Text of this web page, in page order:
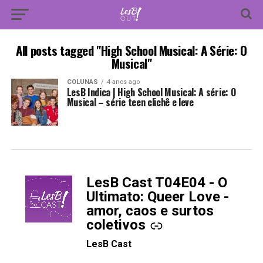
All posts tagged "High School Musical: A Série: O
Musical"
COLUNAS 4 anos ago
LesB Indica | High School Musical: A série: O
Musical – série teen clichê e leve
LesB Cast T04E04 - O
Ultimato: Queer Love -
amor, caos e surtos
coletivos
-
LesB Cast